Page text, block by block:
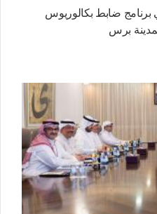
برنامج ضابط بكالوريوس
برس